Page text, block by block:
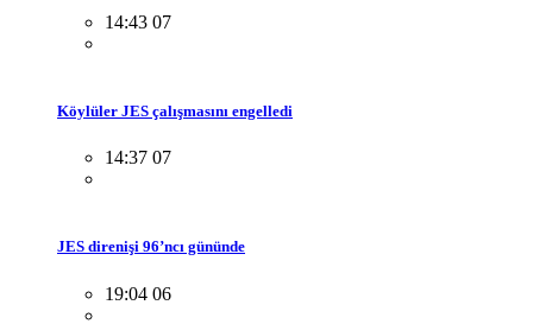
14:43 07
Köylüler JES çalışmasını engelledi
14:37 07
JES direnişi 96’ncı gününde
19:04 06